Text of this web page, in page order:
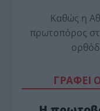
Καθώς η
πρωτοπόρος
ΓΡΑΦΕΙ